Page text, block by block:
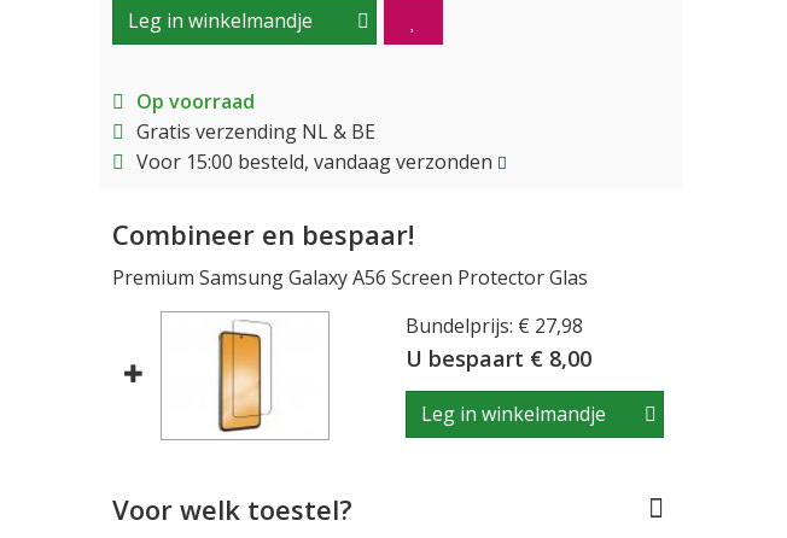
Leg in winkelmandje
Op voorraad
Gratis verzending NL & BE
Voor 15:00 besteld, vandaag verzonden
Combineer en bespaar!
Premium Samsung Galaxy A56 Screen Protector Glas
Bundelprijs: € 27,98
U bespaart € 8,00
Leg in winkelmandje
Voor welk toestel?